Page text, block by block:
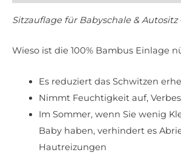
Sitzauflage für Babyschale & Autositz
Wieso ist die 100% Bambus Einlage
Es reduziert das Schwitzen
Nimmt Feuchtigkeit auf,
Im Sommer, wenn Sie wenig
Baby haben, verhindert es
Hautreizungen